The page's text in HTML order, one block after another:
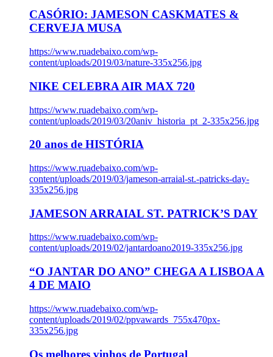
CASÓRIO: JAMESON CASKMATES &
CERVEJA MUSA
https://www.ruadebaixo.com/wp-
content/uploads/2019/03/nature-335x256.jpg
NIKE CELEBRA AIR MAX 720
https://www.ruadebaixo.com/wp-
content/uploads/2019/03/20aniv_historia_pt_2-335x256.jpg
20 anos de HISTÓRIA
https://www.ruadebaixo.com/wp-
content/uploads/2019/03/jameson-arraial-st.-patricks-day-
335x256.jpg
JAMESON ARRAIAL ST. PATRICK’S DAY
https://www.ruadebaixo.com/wp-
content/uploads/2019/02/jantardoano2019-335x256.jpg
“O JANTAR DO ANO” CHEGA A LISBOA A
4 DE MAIO
https://www.ruadebaixo.com/wp-
content/uploads/2019/02/ppvawards_755x470px-
335x256.jpg
Os melhores vinhos de Portugal